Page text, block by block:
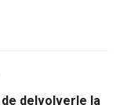
delvolverle la